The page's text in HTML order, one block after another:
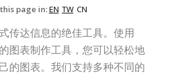
page in:EN TW CN
传达信息的绝佳工具。使用
图表制作工具，您可以轻松地
的图表。我们支持多种不同的